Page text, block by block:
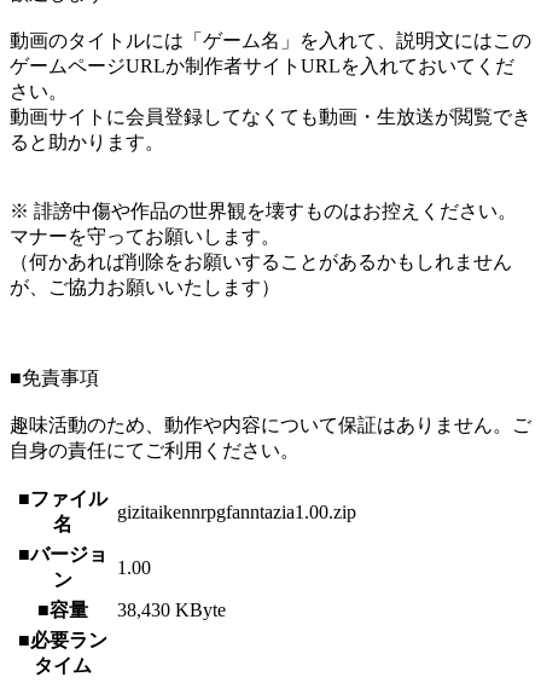
動画のタイトルには「ゲーム名」を入れて、説明文にはこの
ゲームページURLか制作者サイトURLを入れておいてくだ
さい。
動画サイトに会員登録してなくても動画・生放送が閲覧でき
ると助かります。
※ 誹謗中傷や作品の世界観を壊すものはお控えください。
マナーを守ってお願いします。
（何かあれば削除をお願いすることがあるかもしれません
が、ご協力お願いいたします）
■免責事項
趣味活動のため、動作や内容について保証はありません。ご
自身の責任にてご利用ください。
■ファイル
名
gizitaikennrpgfanntazia1.00.zip
■バージョ
ン
1.00
■容量
38,430 KByte
■必要ラン
タイム